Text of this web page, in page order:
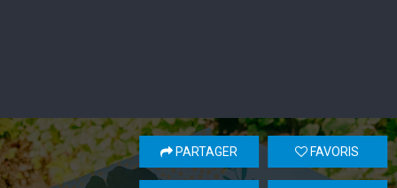
FAVORIS
PARTAGER